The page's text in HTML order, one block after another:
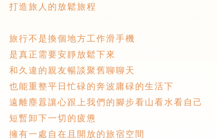
打造旅人的放鬆旅程
旅行不是換個地方工作滑手機
是真正需要安靜放鬆下來
和久違的親友暢談聚舊聊聊天
也能重整平日忙碌的奔波庸碌的生活下
遠離塵囂讓心跟上我們的腳步看山看水看自己
短暫卸下一切的疲憊
擁有一處自在且開放的旅宿空間